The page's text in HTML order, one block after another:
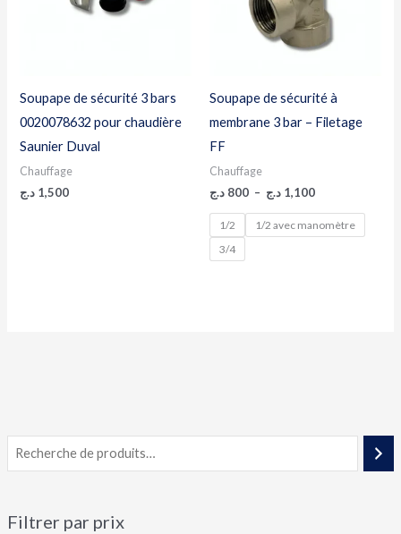
Filtrer par prix
Soupape de sécurité 3 bars
0020078632 pour chaudière
Saunier Duval
Chauffage
1,500 د.ج
Soupape de sécurité à
membrane 3 bar – Filetage
FF
Chauffage
800 د.ج – 1,100 د.ج
1/2
1/2 avec manomètre
3/4